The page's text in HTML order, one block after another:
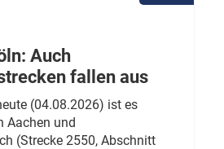
Auch
fallen aus
(04.08.2026) ist es
Aachen und
(Strecke 2550, Abschnitt